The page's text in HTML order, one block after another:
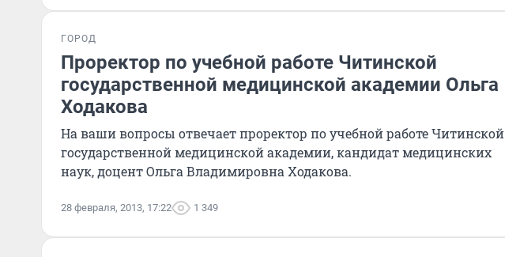
ГОРОД
Проректор по учебной работе Читинской
государственной медицинской академии Ольга
Ходакова
На ваши вопросы отвечает проректор по учебной работе Читинской
государственной медицинской академии, кандидат медицинских
наук, доцент Ольга Владимировна Ходакова.
28 февраля, 2013, 17:22 1 349